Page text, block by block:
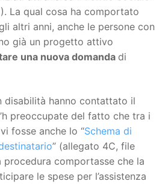
La qual cosa ha comportato
altri anni, anche le persone con
già un progetto attivo
una nuova domanda di
disabilità hanno contattato il
preoccupate del fatto che tra i
fosse anche lo “Schema di
” (allegato 4C, file
procedura comportasse che la
le spese per l’assistenza